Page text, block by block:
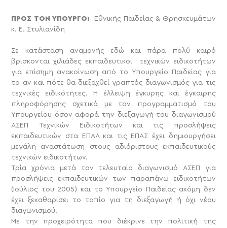
ΠΡΟΣ ΤΟΝ ΥΠΟΥΡΓΟ: Εθνικής Παιδείας & Θρησκευμάτων
κ. Ε. Στυλιανίδη
Σε κατάσταση αναμονής εδώ και πάρα πολύ καιρό
βρίσκονται χιλιάδες εκπαιδευτικοί τεχνικών ειδικοτήτων
για επίσημη ανακοίνωση από το Υπουργείο Παιδείας για
το αν και πότε θα διεξαχθεί γραπτός διαγωνισμός για τις
τεχνικές ειδικότητες. Η έλλειψη έγκυρης και έγκαιρης
πληροφόρησης σχετικά με τον προγραμματισμό του
Υπουργείου όσον αφορά την διεξαγωγή του διαγωνισμού
ΑΣΕΠ Τεχνικών Ειδικοτήτων και τις προσλήψεις
εκπαιδευτικών στα ΕΠΑΛ και τις ΕΠΑΣ έχει δημιουργήσει
μεγάλη αναστάτωση στους αδιόριστους εκπαιδευτικούς
τεχνικών ειδικοτήτων.
Τρία χρόνια μετά τον τελευταίο διαγωνισμό ΑΣΕΠ για
προσλήψεις εκπαιδευτικών των παραπάνω ειδικοτήτων
(Ιούλιος του 2005) και το Υπουργείο Παιδείας ακόμη δεν
έχει ξεκαθαρίσει το τοπίο για τη διεξαγωγή ή όχι νέου
διαγωνισμού.
Με την προχειρότητα που διέκρινε την πολιτική της